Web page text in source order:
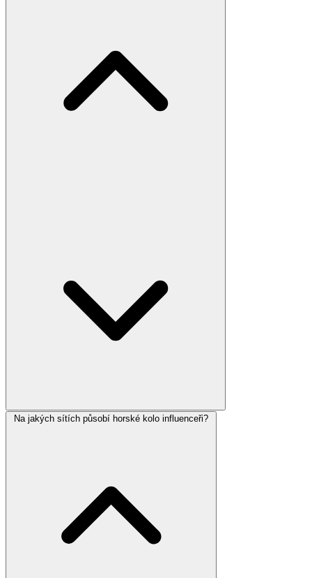
Na jakých sítích působí horské kolo influenceři?